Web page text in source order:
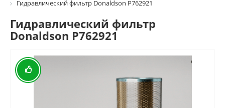
Гидравлический фильтр Donaldson P762921
Гидравлический фильтр
Donaldson P762921